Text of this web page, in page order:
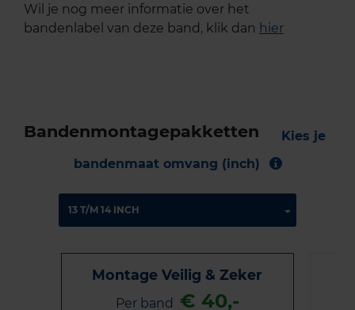
Wil je nog meer informatie over het
bandenlabel van deze band, klik dan hier
Bandenmontagepakketten
Kies je
bandenmaat omvang (inch)
Montage Veilig & Zeker
Per band € 40,-